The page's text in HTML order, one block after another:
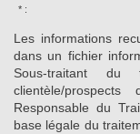
* :
Les informations
dans un fichier
Sous-traitant
clientèle/
Responsable du
base légale du